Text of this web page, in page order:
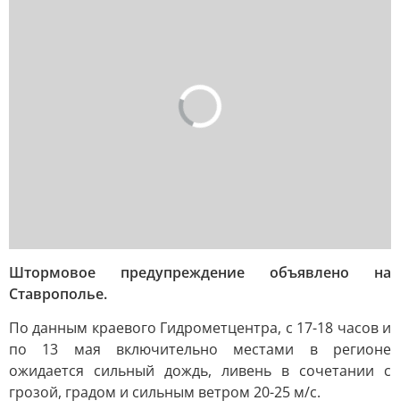
Штормовое предупреждение объявлено на
Ставрополье.
По данным краевого Гидрометцентра, с 17-18 часов и
по 13 мая включительно местами в регионе
ожидается сильный дождь, ливень в сочетании с
грозой, градом и сильным ветром 20-25 м/с.